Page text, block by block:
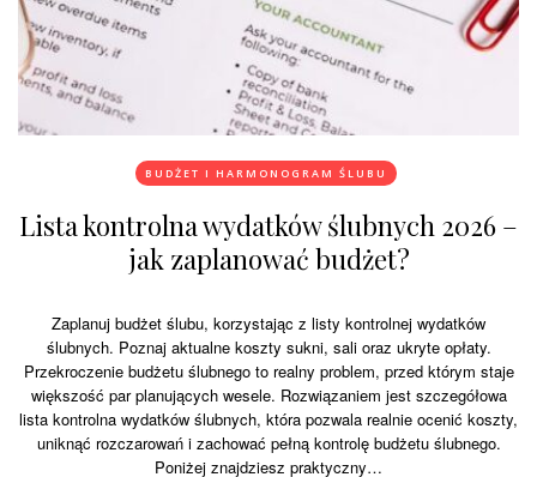
BUDŻET I HARMONOGRAM ŚLUBU
Lista kontrolna wydatków ślubnych 2026 –
jak zaplanować budżet?
Zaplanuj budżet ślubu, korzystając z listy kontrolnej wydatków
ślubnych. Poznaj aktualne koszty sukni, sali oraz ukryte opłaty.
Przekroczenie budżetu ślubnego to realny problem, przed którym staje
większość par planujących wesele. Rozwiązaniem jest szczegółowa
lista kontrolna wydatków ślubnych, która pozwala realnie ocenić koszty,
uniknąć rozczarowań i zachować pełną kontrolę budżetu ślubnego.
Poniżej znajdziesz praktyczny…